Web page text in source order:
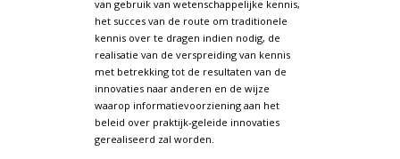
van gebruik van wetenschappelijke kennis,
het succes van de route om traditionele
kennis over te dragen indien nodig, de
realisatie van de verspreiding van kennis
met betrekking tot de resultaten van de
innovaties naar anderen en de wijze
waarop informatievoorziening aan het
beleid over praktijk-geleide innovaties
gerealiseerd zal worden.